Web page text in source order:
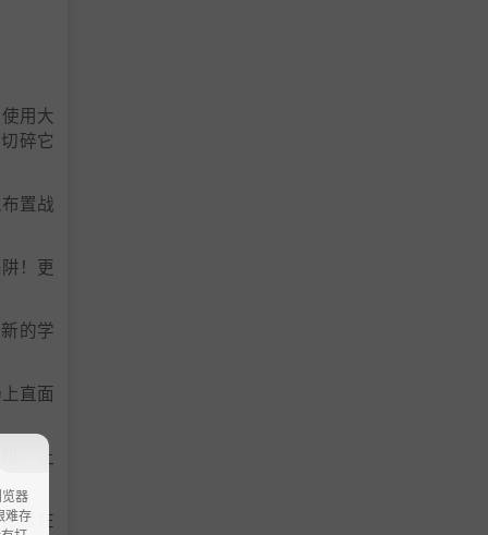
用大
碎它
置战
！更
的学
直面
，让
者在
器
难存